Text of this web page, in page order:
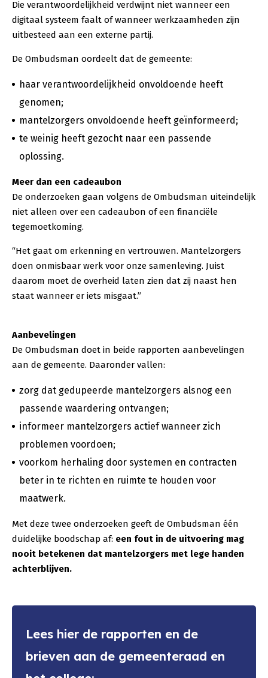
Die verantwoordelijkheid verdwijnt niet wanneer een
digitaal systeem faalt of wanneer werkzaamheden zijn
uitbesteed aan een externe partij.
De Ombudsman oordeelt dat de gemeente:
haar verantwoordelijkheid onvoldoende heeft
genomen;
mantelzorgers onvoldoende heeft geïnformeerd;
te weinig heeft gezocht naar een passende
oplossing.
Meer dan een cadeaubon
De onderzoeken gaan volgens de Ombudsman uiteindelijk
niet alleen over een cadeaubon of een financiële
tegemoetkoming.
“Het gaat om erkenning en vertrouwen. Mantelzorgers
doen onmisbaar werk voor onze samenleving. Juist
daarom moet de overheid laten zien dat zij naast hen
staat wanneer er iets misgaat.”
Aanbevelingen
De Ombudsman doet in beide rapporten aanbevelingen
aan de gemeente. Daaronder vallen:
zorg dat gedupeerde mantelzorgers alsnog een
passende waardering ontvangen;
informeer mantelzorgers actief wanneer zich
problemen voordoen;
voorkom herhaling door systemen en contracten
beter in te richten en ruimte te houden voor
maatwerk.
Met deze twee onderzoeken geeft de Ombudsman één
duidelijke boodschap af: een fout in de uitvoering mag
nooit betekenen dat mantelzorgers met lege handen
achterblijven.
Lees hier de rapporten en de
brieven aan de gemeenteraad en